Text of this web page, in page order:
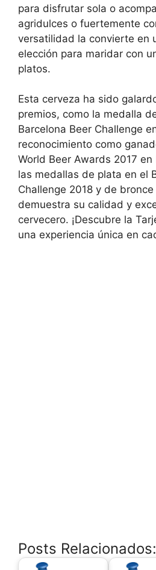
para disfrutar sola o
agridulces o fuertemente
versatilidad la convierte en
elección para maridar con
platos.
Esta cerveza ha sido
premios, como la medalla
Barcelona Beer Challenge
reconocimiento como
World Beer Awards 2017
las medallas de plata en el
Challenge 2018 y de
demuestra su calidad y
cervecero. ¡Descubre la
una experiencia única en
Posts Relacionados: